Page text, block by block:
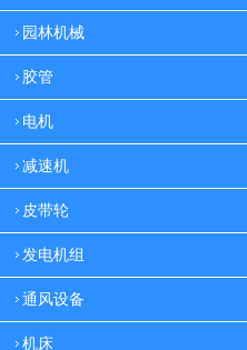
园林机械
胶管
电机
减速机
皮带轮
发电机组
通风设备
机床